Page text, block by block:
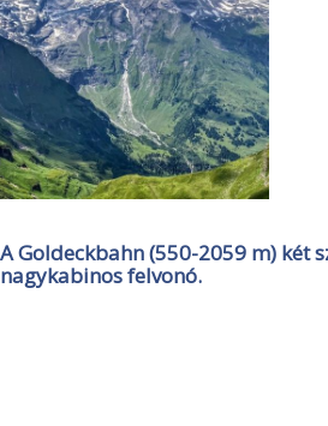
A Goldeckbahn (550-2059 m) két
nagykabinos felvonó.